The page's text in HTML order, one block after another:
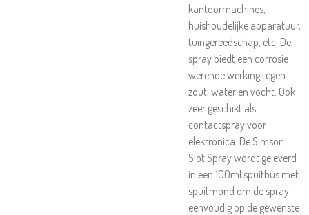
kantoormachines,
huishoudelijke apparatuur,
tuingereedschap, etc. De
spray biedt een corrosie
werende werking tegen
zout, water en vocht. Ook
zeer geschikt als
contactspray voor
elektronica. De Simson
Slot Spray wordt geleverd
in een 100ml spuitbus met
spuitmond om de spray
eenvoudig op de gewenste